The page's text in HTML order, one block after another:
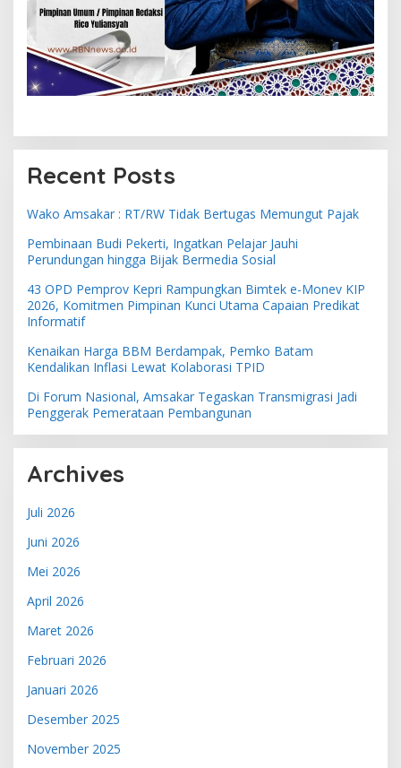
Recent Posts
Wako Amsakar : RT/RW Tidak Bertugas Memungut Pajak
Pembinaan Budi Pekerti, Ingatkan Pelajar Jauhi
Perundungan hingga Bijak Bermedia Sosial
43 OPD Pemprov Kepri Rampungkan Bimtek e-Monev KIP
2026, Komitmen Pimpinan Kunci Utama Capaian Predikat
Informatif
Kenaikan Harga BBM Berdampak, Pemko Batam
Kendalikan Inflasi Lewat Kolaborasi TPID
Di Forum Nasional, Amsakar Tegaskan Transmigrasi Jadi
Penggerak Pemerataan Pembangunan
Archives
Juli 2026
Juni 2026
Mei 2026
April 2026
Maret 2026
Februari 2026
Januari 2026
Desember 2025
November 2025